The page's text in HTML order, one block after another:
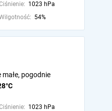
1023 hPa
54%
pogodnie
1023 hPa